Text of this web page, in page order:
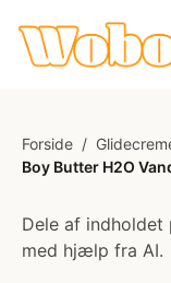
Forside /
Boy Butter H2O
Dele af indholdet
med hjælp fra AI.